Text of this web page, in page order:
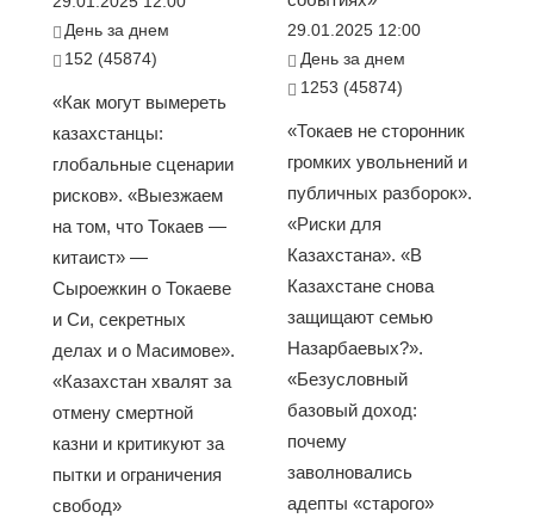
День за днем
152 (45874)
«Как могут вымереть
казахстанцы:
глобальные сценарии
рисков». «Выезжаем
на том, что Токаев —
китаист» —
Сыроежкин о Токаеве
и Си, секретных
делах и о Масимове».
«Казахстан хвалят за
отмену смертной
казни и критикуют за
пытки и ограничения
свобод»
29.01.2025 12:00
День за днем
1253 (45874)
«Токаев не сторонник
громких увольнений и
публичных разборок».
«Риски для
Казахстана». «В
Казахстане снова
защищают семью
Назарбаевых?».
«Безусловный
базовый доход:
почему
заволновались
адепты «старого»